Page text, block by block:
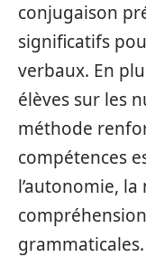
conjugaison
significatifs
verbaux. En
élèves sur les
méthode
compétences
l’autonomie,